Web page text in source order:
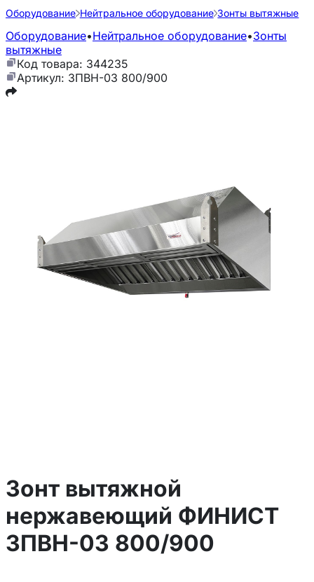
Оборудование Нейтральное оборудование Зонты вытяжные
Оборудование•Нейтральное оборудование•Зонты
вытяжные
Код товара: 344235
Артикул: ЗПВН-03 800/900
Зонт вытяжной
нержавеющий ФИНИСТ
ЗПВН-03 800/900